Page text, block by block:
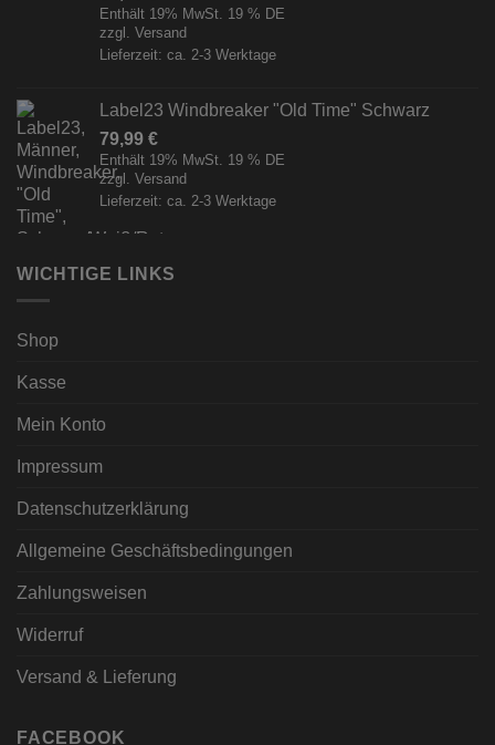
Enthält 19% MwSt. 19 % DE
zzgl. Versand
Lieferzeit: ca. 2-3 Werktage
Label23 Windbreaker "Old Time" Schwarz
79,99 €
Enthält 19% MwSt. 19 % DE
zzgl. Versand
Lieferzeit: ca. 2-3 Werktage
WICHTIGE LINKS
Shop
Kasse
Mein Konto
Impressum
Datenschutzerklärung
Allgemeine Geschäftsbedingungen
Zahlungsweisen
Widerruf
Versand & Lieferung
FACEBOOK